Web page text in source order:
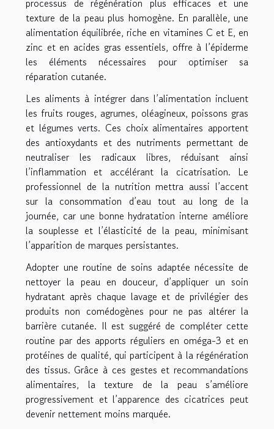
processus de régénération plus efficaces et une
texture de la peau plus homogène. En parallèle, une
alimentation équilibrée, riche en vitamines C et E, en
zinc et en acides gras essentiels, offre à l’épiderme
les éléments nécessaires pour optimiser sa
réparation cutanée.
Les aliments à intégrer dans l’alimentation incluent
les fruits rouges, agrumes, oléagineux, poissons gras
et légumes verts. Ces choix alimentaires apportent
des antioxydants et des nutriments permettant de
neutraliser les radicaux libres, réduisant ainsi
l’inflammation et accélérant la cicatrisation. Le
professionnel de la nutrition mettra aussi l’accent
sur la consommation d’eau tout au long de la
journée, car une bonne hydratation interne améliore
la souplesse et l’élasticité de la peau, minimisant
l’apparition de marques persistantes.
Adopter une routine de soins adaptée nécessite de
nettoyer la peau en douceur, d’appliquer un soin
hydratant après chaque lavage et de privilégier des
produits non comédogènes pour ne pas altérer la
barrière cutanée. Il est suggéré de compléter cette
routine par des apports réguliers en oméga-3 et en
protéines de qualité, qui participent à la régénération
des tissus. Grâce à ces gestes et recommandations
alimentaires, la texture de la peau s’améliore
progressivement et l’apparence des cicatrices peut
devenir nettement moins marquée.